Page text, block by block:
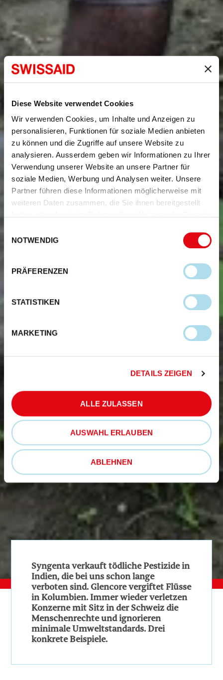
Diese Website verwendet Cookies
Wir verwenden Cookies, um Inhalte und Anzeigen zu
personalisieren, Funktionen für soziale Medien anbieten
zu können und die Zugriffe auf unsere Website zu
analysieren. Ausserdem geben wir Informationen zu Ihrer
Verwendung unserer Website an unsere Partner für
soziale Medien, Werbung und Analysen weiter. Unsere
Partner führen diese Informationen möglicherweise mit
weiteren Daten zusammen, die Sie ihnen bereitgestellt
NOTWENDIG
PRÄFERENZEN
STATISTIKEN
MARKETING
DETAILS ZEIGEN
ALLE ZULASSEN
AUSWAHL ERLAUBEN
ABLEHNEN
Syngenta verkauft tödliche Pestizide in
Indien, die bei uns schon lange
verboten sind. Glencore vergiftet Flüsse
in Kolumbien. Immer wieder verletzen
Konzerne mit Sitz in der Schweiz die
Menschenrechte und ignorieren
minimale Umweltstandards. Drei
konkrete Beispiele.